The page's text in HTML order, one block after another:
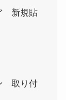
規貼
り付